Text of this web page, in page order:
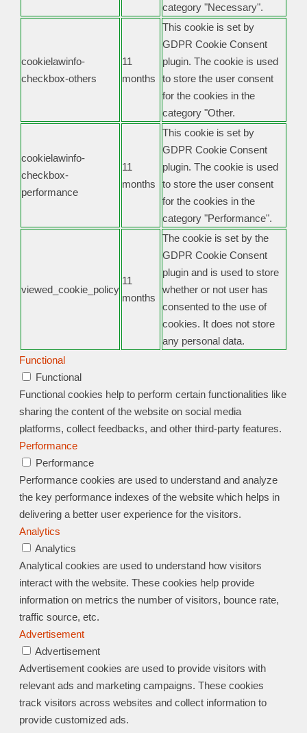
category "Necessary".
cookielawinfo-
checkbox-others
11
months
This cookie is set by
GDPR Cookie Consent
plugin. The cookie is used
to store the user consent
for the cookies in the
category "Other.
cookielawinfo-
checkbox-
performance
11
months
This cookie is set by
GDPR Cookie Consent
plugin. The cookie is used
to store the user consent
for the cookies in the
category "Performance".
viewed_cookie_policy
11
months
The cookie is set by the
GDPR Cookie Consent
plugin and is used to store
whether or not user has
consented to the use of
cookies. It does not store
any personal data.
Functional
Functional
Functional cookies help to perform certain functionalities like
sharing the content of the website on social media
platforms, collect feedbacks, and other third-party features.
Performance
Performance
Performance cookies are used to understand and analyze
the key performance indexes of the website which helps in
delivering a better user experience for the visitors.
Analytics
Analytics
Analytical cookies are used to understand how visitors
interact with the website. These cookies help provide
information on metrics the number of visitors, bounce rate,
traffic source, etc.
Advertisement
Advertisement
Advertisement cookies are used to provide visitors with
relevant ads and marketing campaigns. These cookies
track visitors across websites and collect information to
provide customized ads.